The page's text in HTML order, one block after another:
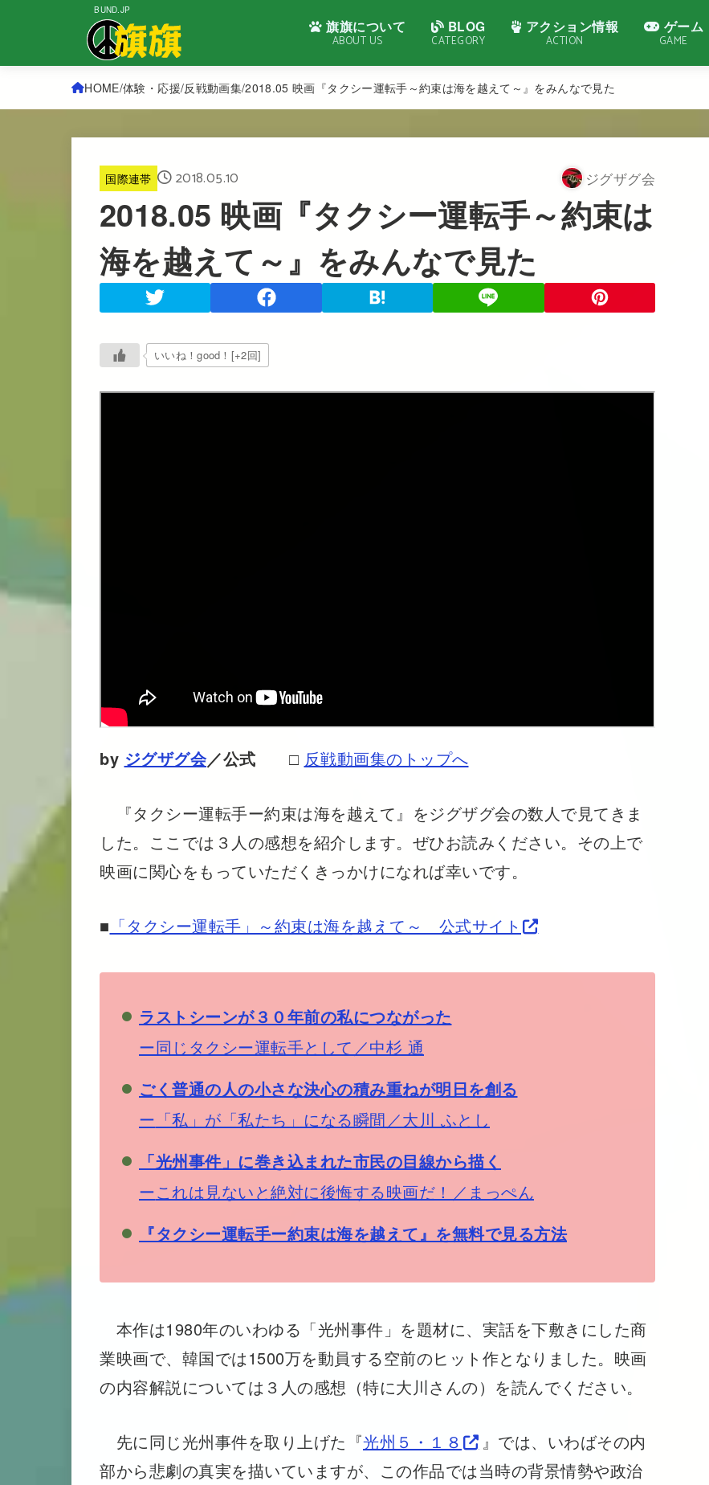
BUND.JP
旗旗について
ABOUT US
BLOG
CATEGORY
アクション情報
ACTION
ゲーム
GAME
HOME 体験・応援 反戦動画集 2018.05 映画『タクシー運転手～約束は海を越えて～』をみんなで見た
国際連帯 2018.05.10 ジグザグ会
2018.05 映画『タクシー運転手～約束は
海を越えて～』をみんなで見た
いいね！good！[+2回]
by ジグザグ会／公式 □ 反戦動画集のトップへ
『タクシー運転手ー約束は海を越えて』をジグザグ会の数人で見てきま
した。ここでは３人の感想を紹介します。ぜひお読みください。その上で
映画に関心をもっていただくきっかけになれば幸いです。
■ 「タクシー運転手」～約束は海を越えて～ 公式サイト
ラストシーンが３０年前の私につながった
ー同じタクシー運転手として／中杉 通
ごく普通の人の小さな決心の積み重ねが明日を創る
ー 「私」が「私たち」になる瞬間／大川 ふとし
「光州事件」に巻き込まれた市民の目線から描く
ーこれは見ないと絶対に後悔する映画だ！／まっぺん
『タクシー運転手ー約束は海を越えて』を無料で見る方法
本作は1980年のいわゆる「光州事件」を題材に、実話を下敷きにした商
業映画で、韓国では1500万を動員する空前のヒット作となりました。映画
の内容解説については３人の感想（特に大川さんの）を読んでください。
先に同じ光州事件を取り上げた『光州５・１８
』では、いわばその内
部から悲劇の真実を描いていますが、この作品では当時の背景情勢や政治